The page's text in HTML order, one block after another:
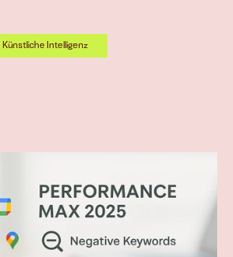
Künstliche Intelligenz